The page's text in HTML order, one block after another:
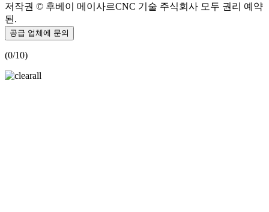
저작권 © 후베이 메이사르CNC 기술 주식회사 모두 권리 예약
된.
공급 업체에 문의
(0/10)